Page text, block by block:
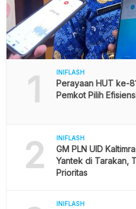
1 INIFLASH
Perayaan HUT ke-
Pemkot Pilih
2 INIFLASH
GM PLN UID
Yantek di Tarakan,
Prioritas
INIFLASH